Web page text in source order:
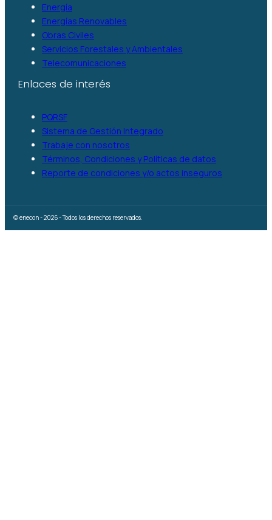
Energía
Energías Renovables
Obras Civiles
Servicios Forestales y Ambientales
Telecomunicaciones
Enlaces de interés
PQRSF
Sistema de Gestión Integrado
Trabaje con nosotros
Términos, Condiciones y Políticas de datos
Reporte de condiciones y/o actos inseguros
© enecon - 2026 - Todos los derechos reservados.